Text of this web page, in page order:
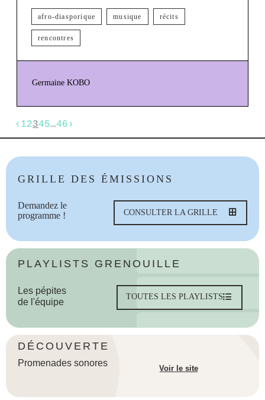
afro-diasporique musique récits
rencontres
Germaine KOBO
‹ 12345…46 ›
GRILLE DES ÉMISSIONS
Demandez le
programme !
CONSULTER LA GRILLE
PLAYLISTS GRENOUILLE
Les pépites
de l'équipe
TOUTES LES PLAYLISTS
DÉCOUVERTE
Promenades sonores
Voir le site